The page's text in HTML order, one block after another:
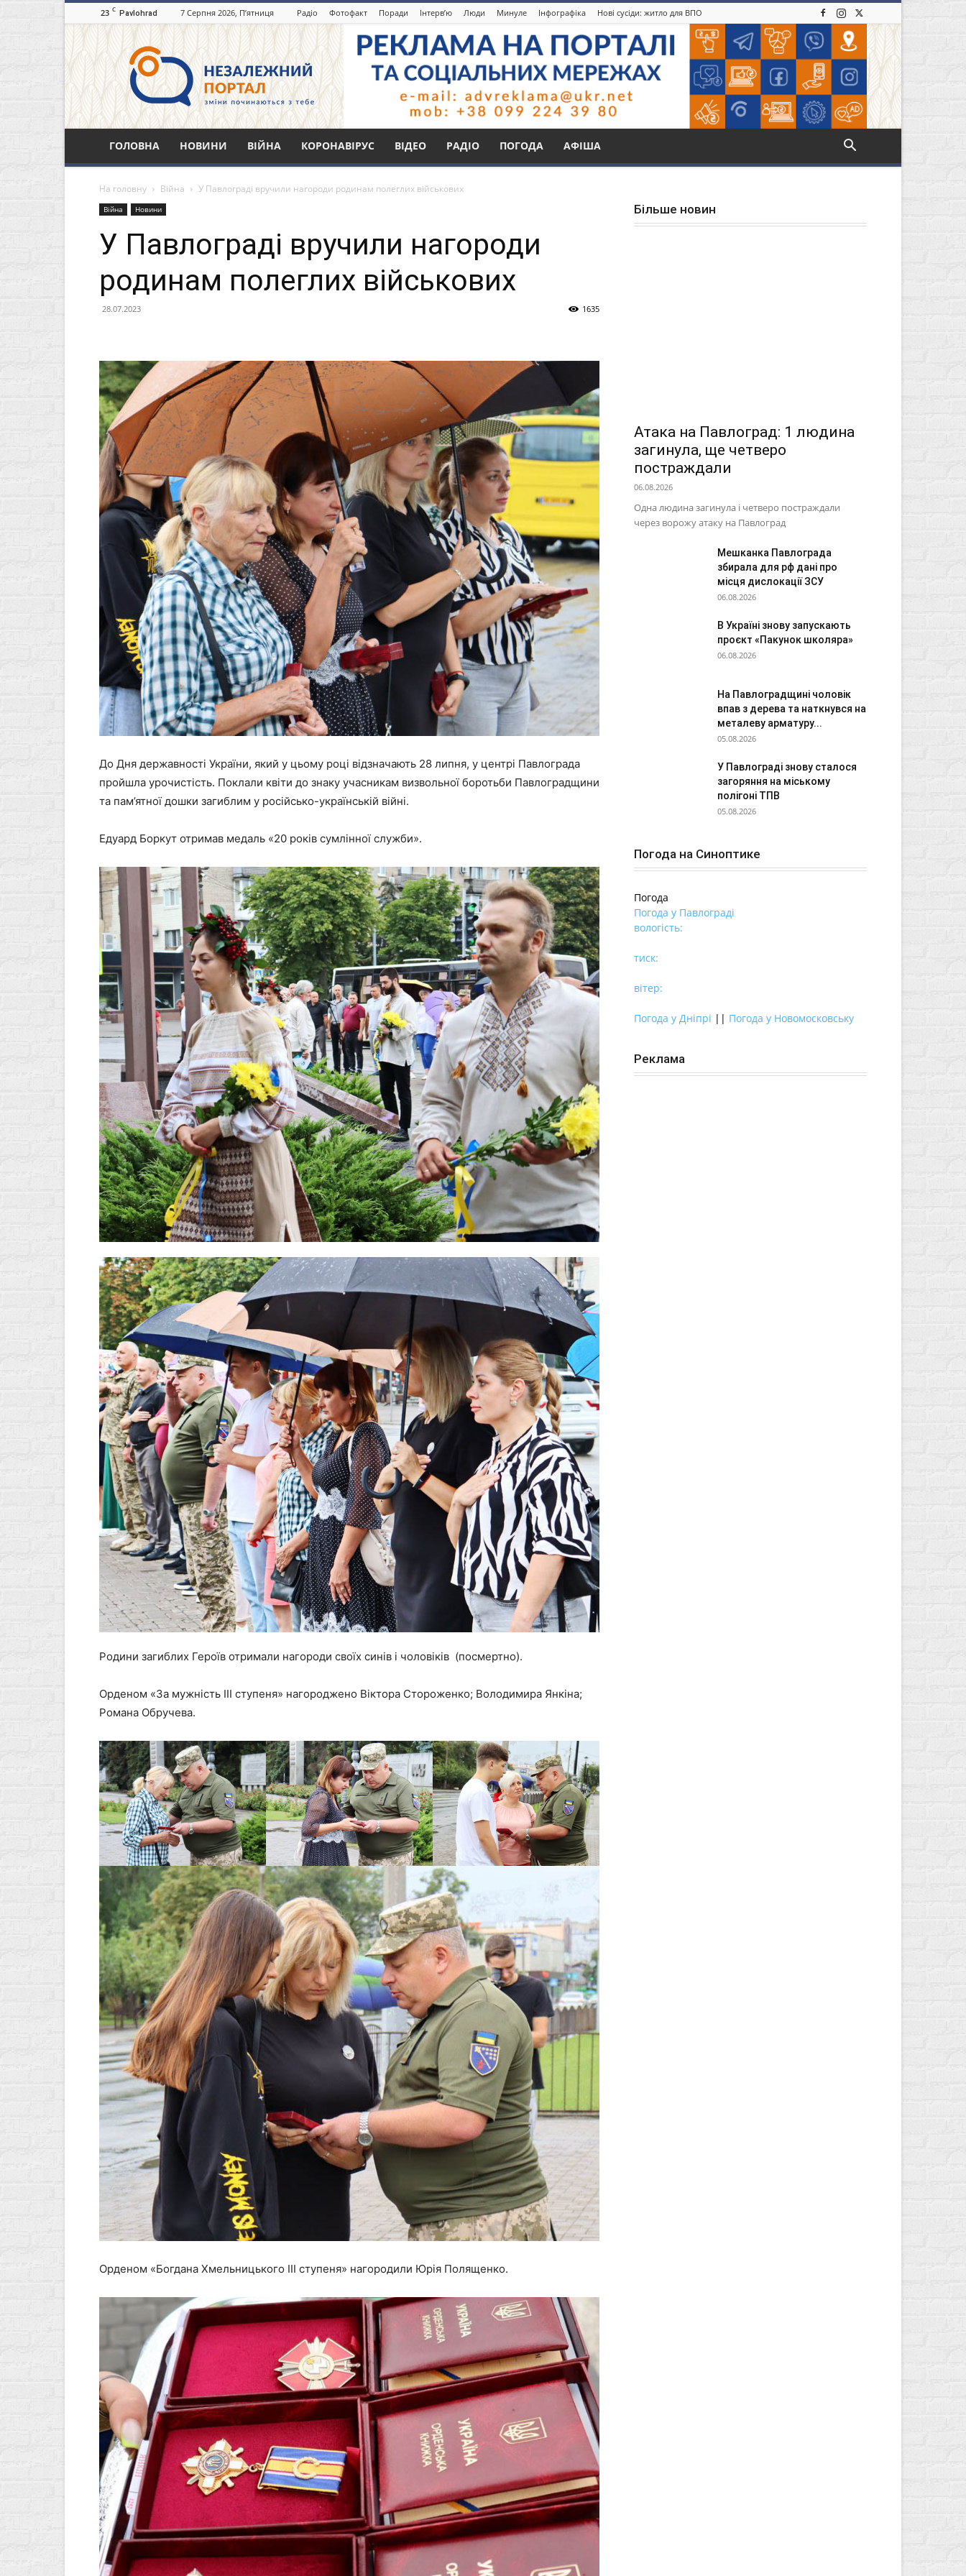
23 C Pavlohrad 7 Серпня 2026, П’ятниця Радіо Фотофакт Поради Інтерв’ю Люди Минуле Інфографіка Нові сусіди: житло для ВПО
Незалежний
портал
Павлоград.dp.ua
ГОЛОВНА НОВИНИ ВІЙНА КОРОНАВІРУС ВІДЕО РАДІО ПОГОДА АФІША
На головну Війна У Павлограді вручили нагороди родинам полеглих військових
Війна Новини
У Павлограді вручили нагороди
родинам полеглих військових
28.07.2023 1635
До Дня державності України, який у цьому році відзначають 28 липня, у центрі Павлограда
пройшла урочистість. Поклали квіти до знаку учасникам визвольної боротьби Павлоградщини
та пам’ятної дошки загиблим у російсько-українській війні.
Едуард Боркут отримав медаль «20 років сумлінної служби».
Родини загиблих Героїв отримали нагороди своїх синів і чоловіків (посмертно).
Орденом «За мужність ІІІ ступеня» нагороджено Віктора Стороженко; Володимира Янкіна;
Романа Обручева.
Орденом «Богдана Хмельницького ІІІ ступеня» нагородили Юрія Полященко.
Більше новин
Атака на Павлоград: 1 людина
загинула, ще четверо
постраждали
06.08.2026
Одна людина загинула і четверо постраждали
через ворожу атаку на Павлоград
Мешканка Павлограда
збирала для рф дані про
місця дислокації ЗСУ
06.08.2026
В Україні знову запускають
проєкт «Пакунок школяра»
06.08.2026
На Павлоградщині чоловік
впав з дерева та наткнувся на
металеву арматуру...
05.08.2026
У Павлограді знову сталося
загоряння на міському
полігоні ТПВ
05.08.2026
Погода на Синоптике
Погода
Погода у Павлограді
вологість:
тиск:
вітер:
Погода у Дніпрі || Погода у Новомосковську
Реклама